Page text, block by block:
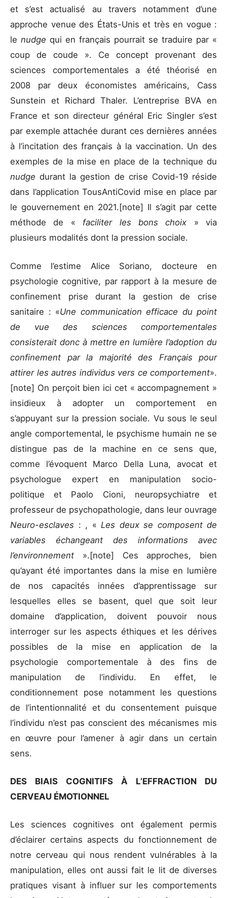
et s’est actualisé au travers notamment d’une
approche venue des États-Unis et très en vogue :
le nudge qui en français pourrait se traduire par «
coup de coude ». Ce concept provenant des
sciences comportementales a été théorisé en
2008 par deux économistes américains, Cass
Sunstein et Richard Thaler. L’entreprise BVA en
France et son directeur général Eric Singler s’est
par exemple attachée durant ces dernières années
à l’incitation des français à la vaccination. Un des
exemples de la mise en place de la technique du
nudgedurant la gestion de crise Covid-19 réside
dans l’application TousAntiCovid mise en place par
le gouvernement en 2021.[note] Il s’agit par cette
méthode de « faciliter les bons choix » via
plusieurs modalités dont la pression sociale.
Comme l’estime Alice Soriano, docteure en
psychologie cognitive, par rapport à la mesure de
confinement prise durant la gestion de crise
sanitaire : «Une communication efficace du point
de vue des sciences comportementales
consisterait donc à mettre en lumière l’adoption du
confinement par la majorité des Français pour
attirer les autres individus vers ce comportement».
[note] On perçoit bien ici cet « accompagnement »
insidieux à adopter un comportement en
s’appuyant sur la pression sociale. Vu sous le seul
angle comportemental, le psychisme humain ne se
distingue pas de la machine en ce sens que,
comme l’évoquent Marco Della Luna, avocat et
psychologue expert en manipulation socio-
politique et Paolo Cioni, neuropsychiatre et
professeur de psychopathologie, dans leur ouvrage
Neuro-esclaves : , « Les deux se composent de
variables échangeant des informations avec
l’environnement ».[note] Ces approches, bien
qu’ayant été importantes dans la mise en lumière
de nos capacités innées d’apprentissage sur
lesquelles elles se basent, quel que soit leur
domaine d’application, doivent pouvoir nous
interroger sur les aspects éthiques et les dérives
possibles de la mise en application de la
psychologie comportementale à des fins de
manipulation de l’individu. En effet, le
conditionnement pose notamment les questions
de l’intentionnalité et du consentement puisque
l’individu n’est pas conscient des mécanismes mis
en œuvre pour l’amener à agir dans un certain
sens.
DES BIAIS COGNITIFS À L’EFFRACTION DU
CERVEAU ÉMOTIONNEL
Les sciences cognitives ont également permis
d’éclairer certains aspects du fonctionnement de
notre cerveau qui nous rendent vulnérables à la
manipulation, elles ont aussi fait le lit de diverses
pratiques visant à influer sur les comportements